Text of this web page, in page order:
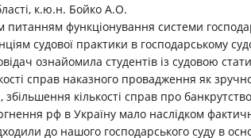
к.ю.н. Бойко А.О.
функціонування системи
судової практики в господарському
ознайомила студентів із судовою
справ наказного провадження як
кількості справ про
рф в Україну мало наслідком
до нашого господарського суду в